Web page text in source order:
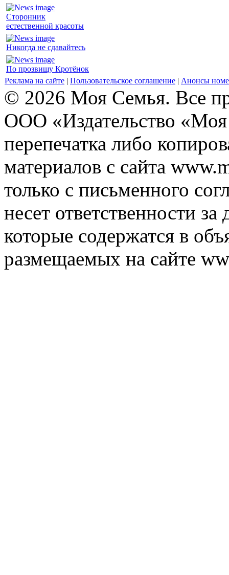
Сторонник
естественной красоты
Никогда не сдавайтесь
По прозвищу Кротёнок
Реклама на сайте | Пользовательское соглашение | Анонсы
© 2026 Моя Семья. Все
ООО «Издательство
перепечатка либо
материалов с сайта
только с письменного
несет ответственности
которые содержатся в
размещаемых на сайте